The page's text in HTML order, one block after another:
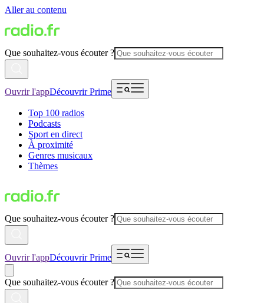
Aller au contenu
Que souhaitez-vous écouter ?
Ouvrir l'appDécouvrir Prime
Top 100 radios
Podcasts
Sport en direct
À proximité
Genres musicaux
Thèmes
Que souhaitez-vous écouter ?
Ouvrir l'appDécouvrir Prime
Que souhaitez-vous écouter ?